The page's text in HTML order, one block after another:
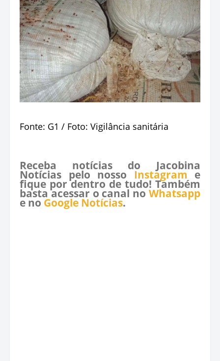
Fonte: G1 / Foto: Vigilância sanitária
Receba notícias do Jacobina
Notícias pelo nosso Instagram e
fique por dentro de tudo! Também
basta acessar o canal no Whatsapp
e no Google Notícias.